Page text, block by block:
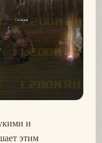
и
этим